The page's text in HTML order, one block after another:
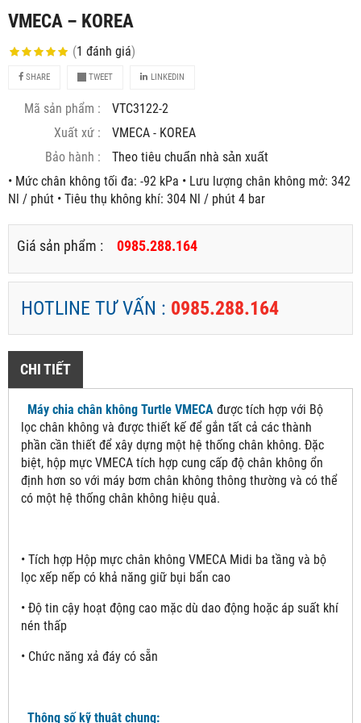
VMECA – KOREA
(1 đánh giá)
SHARE TWEET LINKEDIN
Mã sản phẩm :
VTC3122-2
Xuất xứ :
VMECA - KOREA
Bảo hành :
Theo tiêu chuẩn nhà sản xuất
• Mức chân không tối đa: -92 kPa • Lưu lượng chân không mở: 342
Nl / phút • Tiêu thụ không khí: 304 Nl / phút 4 bar
Giá sản phẩm : 0985.288.164
HOTLINE TƯ VẤN : 0985.288.164
CHI TIẾT
Máy chia chân không Turtle VMECA được tích hợp với Bộ
lọc chân không và được thiết kế để gắn tất cả các thành
phần cần thiết để xây dựng một hệ thống chân không. Đặc
biệt, hộp mực VMECA tích hợp cung cấp độ chân không ổn
định hơn so với máy bơm chân không thông thường và có thể
có một hệ thống chân không hiệu quả.
• Tích hợp Hộp mực chân không VMECA Midi ba tầng và bộ
lọc xếp nếp có khả năng giữ bụi bẩn cao
• Độ tin cậy hoạt động cao mặc dù dao động hoặc áp suất khí
nén thấp
• Chức năng xả đáy có sẵn
Thông số kỹ thuật chung: